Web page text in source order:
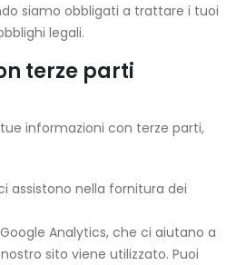
siamo obbligati a trattare i tuoi
legali.
terze parti
informazioni con terze parti,
assistono nella fornitura dei
Analytics, che ci aiutano a
sito viene utilizzato. Puoi